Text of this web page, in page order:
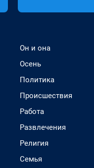
Он и она
Осень
Политика
Происшествия
Работа
Развлечения
Религия
Семья